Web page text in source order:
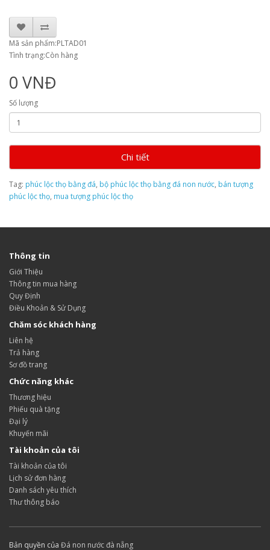
Mã sản phẩm:PLTAD01
Tình trạng:Còn hàng
0 VNĐ
Số lượng
Chi tiết
Tag: phúc lộc thọ bằng đá, bộ phúc lộc thọ bằng đá non nước, bán tượng
phúc lộc thọ, mua tượng phúc lộc thọ
Thông tin
Giới Thiệu
Thông tin mua hàng
Quy Định
Điều Khoản & Sử Dụng
Chăm sóc khách hàng
Liên hệ
Trả hàng
Sơ đồ trang
Chức năng khác
Thương hiệu
Phiếu quà tặng
Đại lý
Khuyến mãi
Tài khoản của tôi
Tài khoản của tôi
Lịch sử đơn hàng
Danh sách yêu thích
Thư thông báo
Bản quyền của Đá non nước đà nẵng